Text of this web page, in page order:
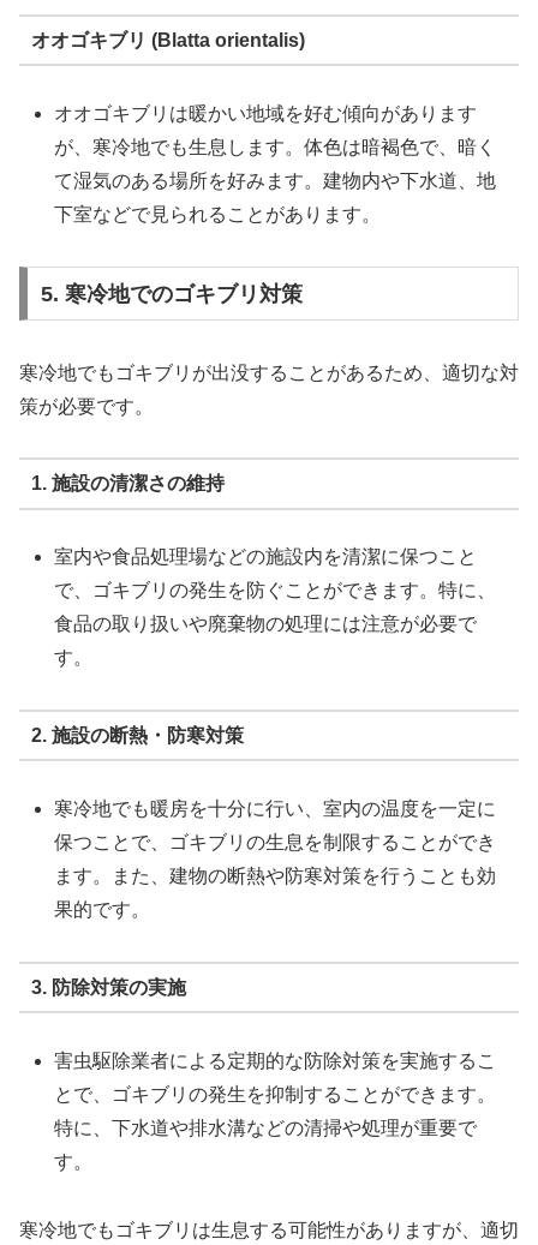
オオゴキブリ (Blatta orientalis)
オオゴキブリは暖かい地域を好む傾向があります
が、寒冷地でも生息します。体色は暗褐色で、暗く
て湿気のある場所を好みます。建物内や下水道、地
下室などで見られることがあります。
5. 寒冷地でのゴキブリ対策
寒冷地でもゴキブリが出没することがあるため、適切な対
策が必要です。
1. 施設の清潔さの維持
室内や食品処理場などの施設内を清潔に保つこと
で、ゴキブリの発生を防ぐことができます。特に、
食品の取り扱いや廃棄物の処理には注意が必要で
す。
2. 施設の断熱・防寒対策
寒冷地でも暖房を十分に行い、室内の温度を一定に
保つことで、ゴキブリの生息を制限することができ
ます。また、建物の断熱や防寒対策を行うことも効
果的です。
3. 防除対策の実施
害虫駆除業者による定期的な防除対策を実施するこ
とで、ゴキブリの発生を抑制することができます。
特に、下水道や排水溝などの清掃や処理が重要で
す。
寒冷地でもゴキブリは生息する可能性がありますが、適切